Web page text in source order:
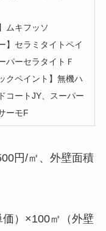
ムキフッソ
】セラミタイトペイ
パーセラタイトＦ
クペイント】無機ハ
コートJY、スーパー
ーモF
円/㎡、外壁面積
）×100㎡（外壁